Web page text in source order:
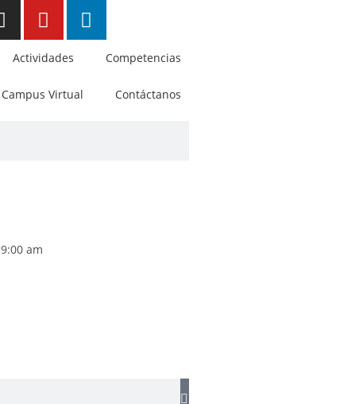
Actividades Competencias
Campus Virtual Contáctanos
9:00 am